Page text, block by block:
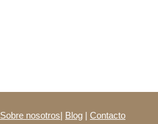
Sobre nosotros| Blog | Contacto